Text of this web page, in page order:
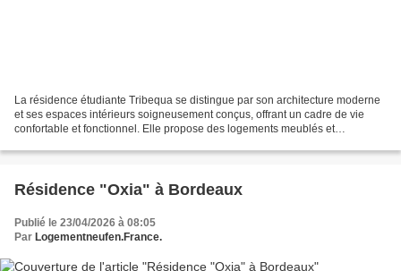
La résidence étudiante Tribequa se distingue par son architecture moderne
et ses espaces intérieurs soigneusement conçus, offrant un cadre de vie
confortable et fonctionnel. Elle propose des logements meublés et
Résidence "Oxia" à Bordeaux
Publié le 23/04/2026 à 08:05
Par Logementneufen.France.